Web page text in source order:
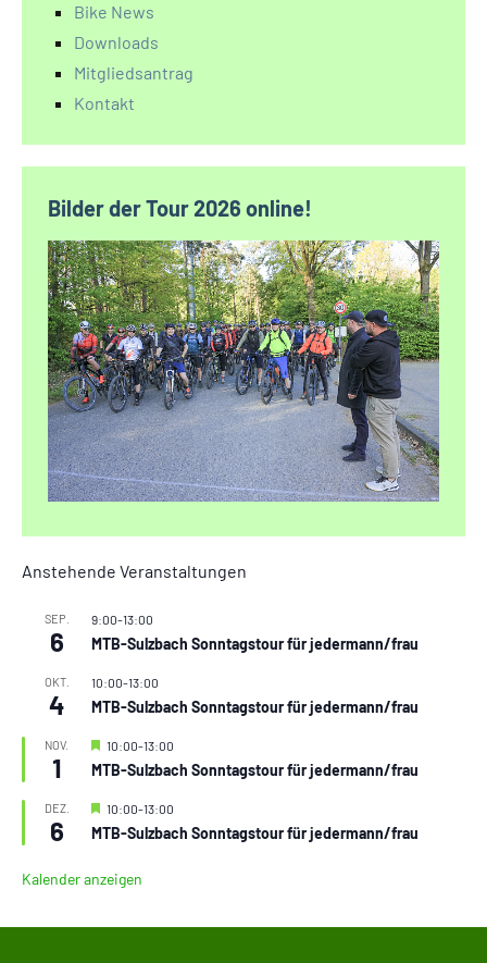
Bike News
Downloads
Mitgliedsantrag
Kontakt
Bilder der Tour 2026 online!
Anstehende Veranstaltungen
SEP.
6
9:00-13:00
MTB-Sulzbach Sonntagstour für jedermann/frau
OKT.
4
10:00-13:00
MTB-Sulzbach Sonntagstour für jedermann/frau
NOV.
1
Hervorgehoben
10:00-13:00
MTB-Sulzbach Sonntagstour für jedermann/frau
DEZ.
6
Hervorgehoben
10:00-13:00
MTB-Sulzbach Sonntagstour für jedermann/frau
Kalender anzeigen